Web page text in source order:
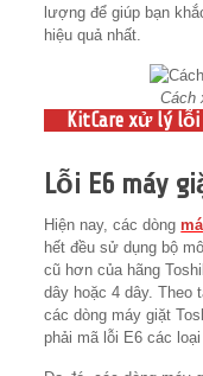
lượng để giúp bạn
hiệu quả nhất.
Cách
KitCare xử lý lỗi
Lỗi E6 máy
Hiện nay, các dòng
hết đều sử dụng bộ
cũ hơn của hãng
dây hoặc 4 dây. Theo
các dòng máy giặt
phải mã lỗi E6 các